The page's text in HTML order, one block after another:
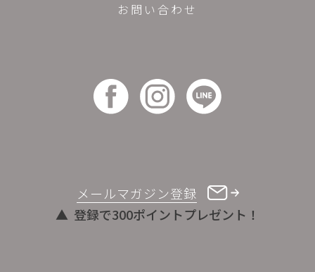
メールマガジン登録
登録で300ポイントプレゼント！
お問い合わせ